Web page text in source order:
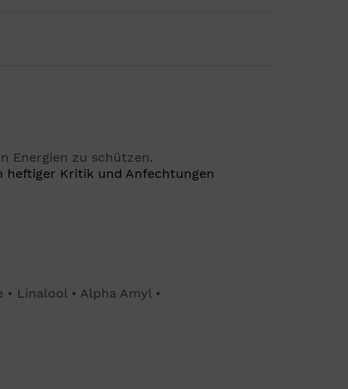
Energien zu schützen.
heftiger Kritik und Anfechtungen
Linalool • Alpha Amyl •